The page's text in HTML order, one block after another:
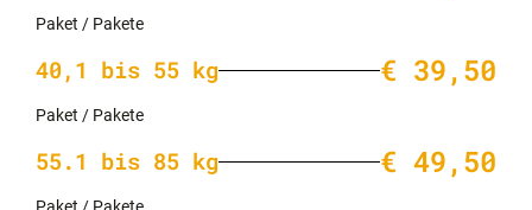
Paket / Pakete
40,1 bis 55 kg € 39,50
Paket / Pakete
55.1 bis 85 kg € 49,50